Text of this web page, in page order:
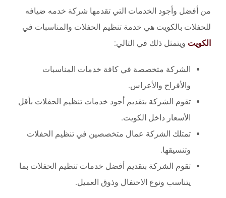
من أفضل وأجود الخدمات التي تقدمها شركة خدمه ضيافه
للحفلات بالكويت هي خدمة تنظيم الحفلات والمناسبات في
الكويت ويتمثل ذلك في التالي:
الشركة متخصصة في كافة خدمات المناسبات
والأفراح والأعراس.
تقوم الشركة بتقديم أجود خدمات تنظيم الحفلات بأقل
الأسعار داخل الكويت.
تمتلك الشركة عمال متخصصين في تنظيم الحفلات
وتنسيقها.
تقوم الشركة بتقديم أفضل خدمات تنظيم الحفلات بما
يتناسب ونوع الاحتفال وذوق العميل.